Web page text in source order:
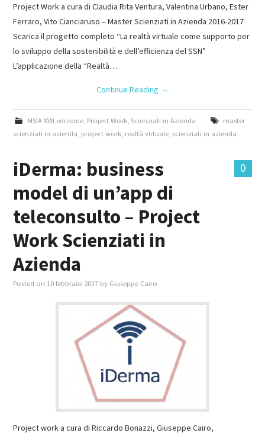
Project Work a cura di Claudia Rita Ventura, Valentina Urbano, Ester
Ferraro, Vito Cianciaruso – Master Scienziati in Azienda 2016-2017
Scarica il progetto completo “La realtà virtuale come supporto per
lo sviluppo della sostenibilità e dell’efficienza del SSN”
L’applicazione della “Realtà…
Continue Reading →
MSIA XVII edizione, Project Work, Scienziati in Azienda
master
scienziati in azienda project work realtà virtuale scienziati in azienda
0
iDerma: business
model di un’app di
teleconsulto – Project
Work Scienziati in
Azienda
Posted on 10 febbraio 2017 by Giuseppe Cairo
Project work a cura di Riccardo Bonazzi, Giuseppe Cairo,